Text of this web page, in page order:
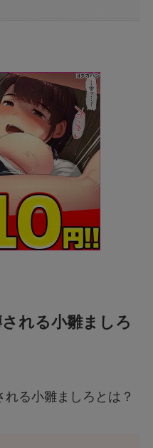
れる小雛ましろ